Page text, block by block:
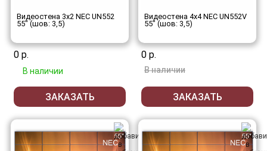
Видеостена 3x2 NEC UN552
55" (шов: 3,5)
0 р.
В наличии
ЗАКАЗАТЬ
Видеостена 4x4 NEC UN552V
55" (шов: 3,5)
0 р.
В наличии
ЗАКАЗАТЬ